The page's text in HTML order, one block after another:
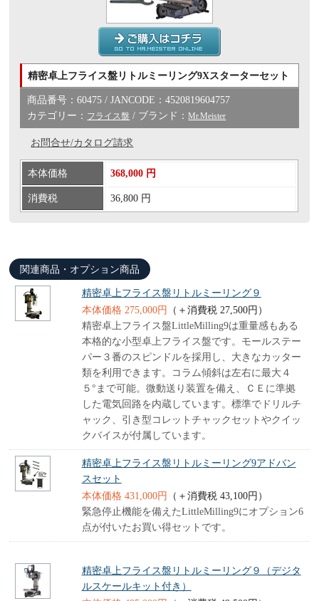
精密卓上フライス盤リトルミーリング9Xスターターセット
商品番号：60475 / JANCODE：4520819604757
カテゴリー： フライス盤 / ブランド：Mr.Meister
お問合せ/カタログ請求
本体価格 368,000 円
消費税 36,800 円
関連商品・オプション商品
精密卓上フライス盤リトルミーリング９
本体価格 275,000円
（＋消費税 27,500円）
精密卓上フライス盤LittleMilling9は重量感もある
本格的な小型卓上フライス盤です。モールステー
パー３番のスピンドルを採用し、大きなカッター
類を利用できます。コラム傾斜は左右に最大４
５°まで可能。微動送り装置を備え、ＣＥに準拠
した電気回路を内蔵しています。標準でドリルチ
ャック、引き型コレットチャックセットやクイッ
クバイスが付属しています。
精密卓上フライス盤リトルミーリング9アドバン
スセット
本体価格 431,000円
（＋消費税 43,100円）
緊急停止機能を備えたLittleMilling9にオプション6
点が付いたお買い得セットです。
精密卓上フライス盤リトルミーリング９（デジタ
ルスケールキット付き）